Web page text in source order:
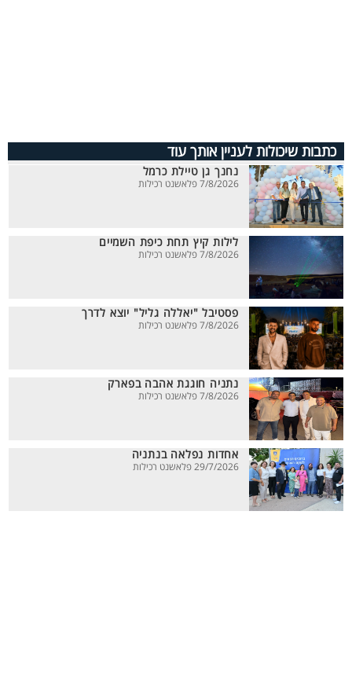
כתבות שיכולות לעניין אותך עוד
נחנך גן טיילת כרמל
7/8/2026 פלאשנט רכילות
לילות קיץ תחת כיפת השמיים
7/8/2026 פלאשנט רכילות
פסטיבל "יאללה גליל" יוצא לדרך
7/8/2026 פלאשנט רכילות
נתניה חוגגת אהבה בפארק
7/8/2026 פלאשנט רכילות
אחדות נפלאה בנתניה
29/7/2026 פלאשנט רכילות